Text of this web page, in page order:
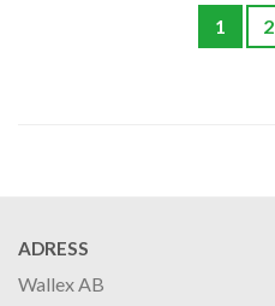
1 2
ADRESS
Wallex AB